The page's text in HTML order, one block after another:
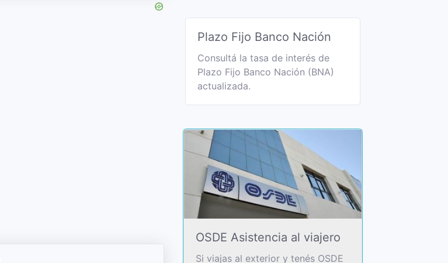
Plazo Fijo Banco Nación
Consultá la tasa de interés de
Plazo Fijo Banco Nación (BNA)
actualizada.
OSDE Asistencia al viajero
Si viajas al exterior y tenés OSDE